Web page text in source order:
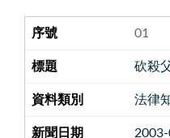
01
砍殺
法律